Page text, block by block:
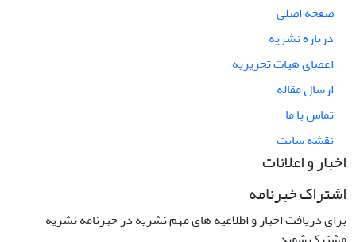
صفحه اصلی
درباره نشریه
اعضای هیات تحریریه
ارسال مقاله
تماس با ما
نقشه سایت
اخبار و اعلانات
اشتراک خبرنامه
برای دریافت اخبار و اطلاعیه های مهم نشریه در خبرنامه نشریه